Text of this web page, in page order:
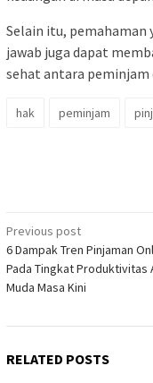
Selain itu, pemahaman
jawab juga dapat
sehat antara peminjam
hak peminjam
Post
navigation
Previous post
6 Dampak Tren Pinjaman
Pada Tingkat Produktivitas
Muda Masa Kini
RELATED POSTS